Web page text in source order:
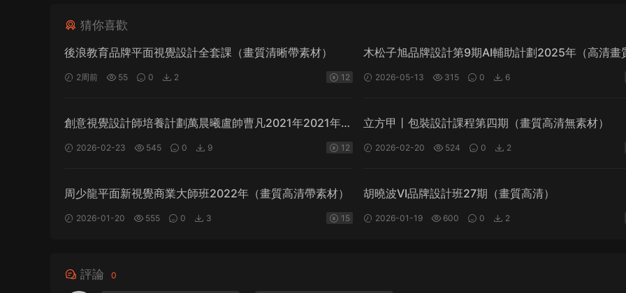
猜你喜歡
後浪教育品牌平面視覺設計全套課（畫質清晰帶素材）
2周前 55 0 2 12
木松子旭品牌設計第9期AI輔助計劃2025年（高清畫
素材）
2026-05-13 315 0 6
創意視覺設計師培養計劃萬晨曦盧帥曹凡2021年2021年
（畫質清晰帶素材）
2026-02-23 545 0 9 12
立方甲丨包裝設計課程第四期（畫質高清無素材）
2026-02-20 524 0 2
周少龍平面新視覺商業大師班2022年（畫質高清帶素材）
2026-01-20 555 0 3 15
胡曉波VI品牌設計班27期（畫質高清）
2026-01-19 600 0 2
評論 0